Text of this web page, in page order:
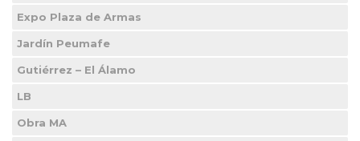
Expo Plaza de Armas
Jardín Peumafe
Gutiérrez – El Álamo
LB
Obra MA